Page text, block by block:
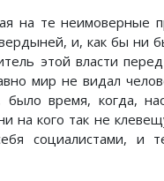
на те неимоверные
и, как бы ни
этой власти
мир не видал
время, когда,
на кого так не
социалистами, и